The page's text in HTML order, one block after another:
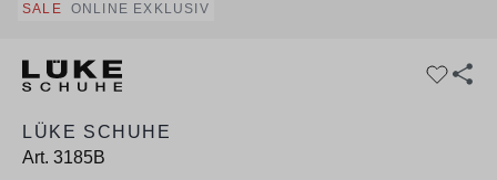
SALE ONLINE EXKLUSIV
LÜKE SCHUHE
Art. 3185B